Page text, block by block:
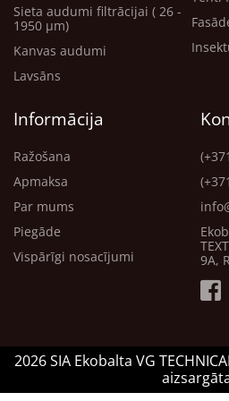
Sieta audumi filtrācijai ( 26 -
1950 μm)
Kanvas audumi
Lavsāns
Informācija
Ražošana
Apmaksa
Par mums
Piegāde
Vispārīgi nosacījumi
9A,
2026 SIA Ekobalta VG